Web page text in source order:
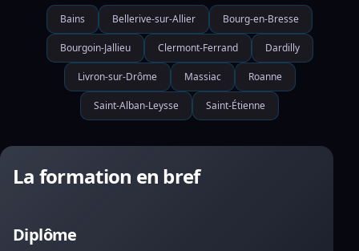
Bains Bellerive-sur-Allier Bourg-en-Bresse
Bourgoin-Jallieu Clermont-Ferrand Dardilly
Livron-sur-Drôme Massiac Roanne
Saint-Alban-Leysse Saint-Étienne
La formation en bref
Diplôme